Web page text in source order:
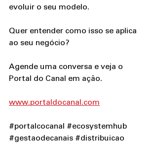
evoluir o seu modelo.
Quer entender como isso se aplica
ao seu negócio?
Agende uma conversa e veja o
Portal do Canal em ação.
www.portaldocanal.com
#portalcocanal
#ecosystemhub
#gestaodecanais #distribuicao